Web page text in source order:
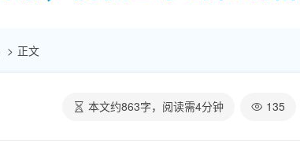
正文
本文约863字，阅读需4分钟 135